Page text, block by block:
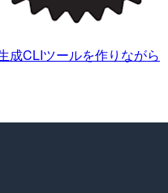
成CLIツールを作りながら